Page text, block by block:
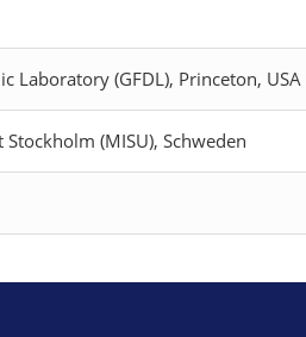
Laboratory (GFDL), Princeton, USA
(MISU), Schweden